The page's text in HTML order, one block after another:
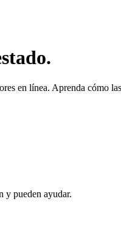
en línea. Aprenda cómo
y pueden ayudar.